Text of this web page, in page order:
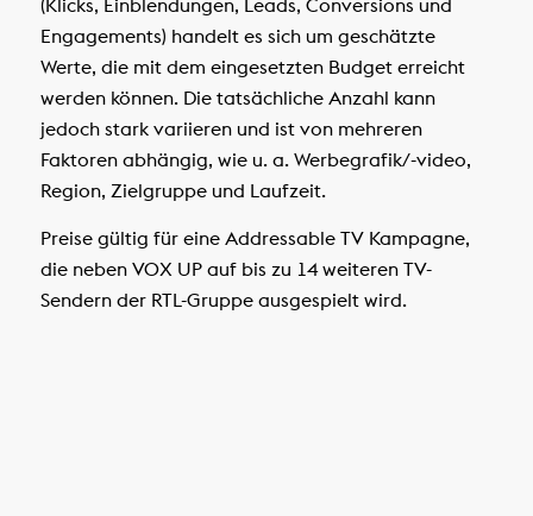
(Klicks, Einblendungen, Leads, Conversions und
Engagements) handelt es sich um geschätzte
Werte, die mit dem eingesetzten Budget erreicht
werden können. Die tatsächliche Anzahl kann
jedoch stark variieren und ist von mehreren
Faktoren abhängig, wie u. a. Werbegrafik/-video,
Region, Zielgruppe und Laufzeit.
Preise gültig für eine Addressable TV Kampagne,
die neben VOX UP auf bis zu 14 weiteren TV-
Sendern der RTL-Gruppe ausgespielt wird.